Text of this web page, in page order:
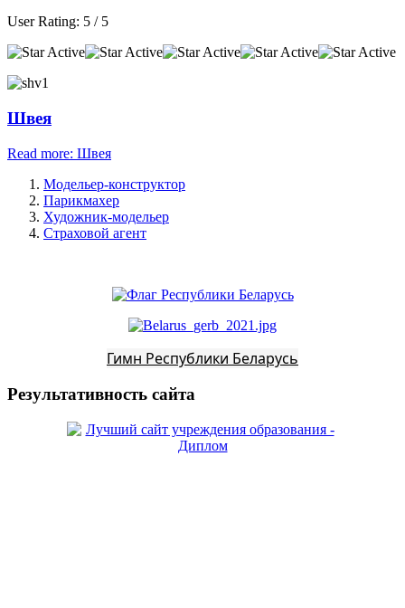
User Rating: 5 / 5
Швея
Read more: Швея
Модельер-конструктор
Парикмахер
Художник-модельер
Страховой агент
Гимн Республики Беларусь
Результативность сайта